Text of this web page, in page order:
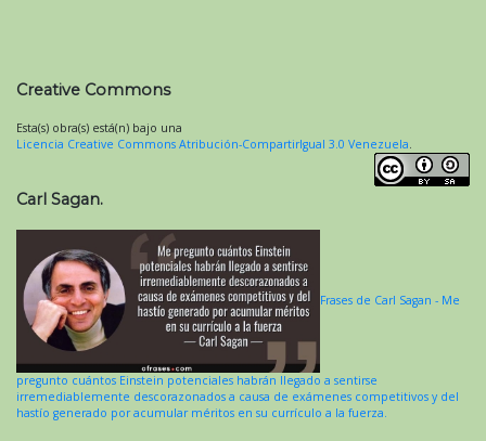
Creative Commons
Esta(s) obra(s) está(n) bajo una
Licencia Creative Commons Atribución-CompartirIgual 3.0 Venezuela.
Carl Sagan.
Frases de Carl Sagan - Me
pregunto cuántos Einstein potenciales habrán llegado a sentirse
irremediablemente descorazonados a causa de exámenes competitivos y del
hastío generado por acumular méritos en su currículo a la fuerza.